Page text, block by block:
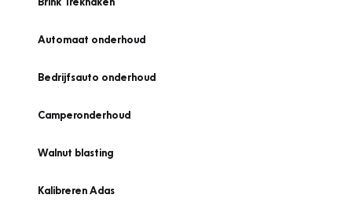
Automaat onderhoud
Bedrijfsauto onderhoud
Camperonderhoud
Walnut blasting
Kalibreren Adas